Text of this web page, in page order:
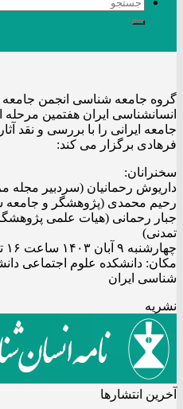
گروه جامعه شناسی انجمن جامعه
انسانشناسی ایران هفتمین
جامعه ایرانی را با بررسی و نقد
فرهادی برگزار می کند:
سخنرانان:
داریوش رحمانیان (سردبیر مجله
رحیم محمدی (پژوهشگر و
جبار رحمانی (هیات علمی
تمدنی)
چهارشنبه ۹ آبان ۱۴۰۳ ساعت ۱۶ تا ۱۸
مکان: دانشکده علوم اجتماعی
شناسی ایران
نشریه
آخرین انتشار‌ها